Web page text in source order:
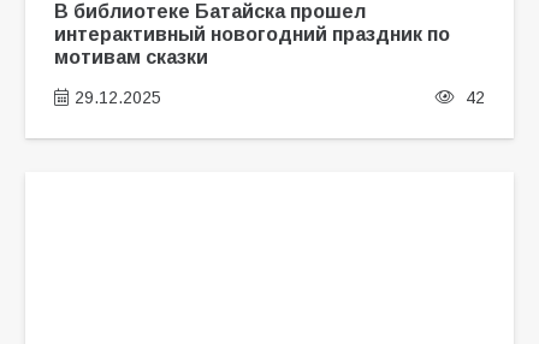
В библиотеке Батайска прошел
интерактивный новогодний праздник по
мотивам сказки
29.12.2025 42